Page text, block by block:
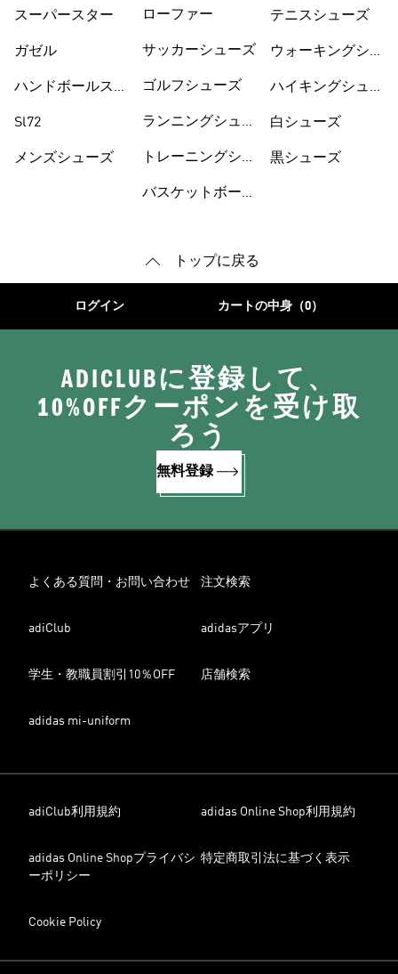
スーパースター
ガゼル
ハンドボールスペ
Sl72
メンズシューズ
ローファー
サッカーシューズ
ゴルフシューズ
ランニングシュー
トレーニングシュ
バスケットボール
テニスシューズ
ウォーキングシュ
ハイキングシュー
白シューズ
黒シューズ
トップに戻る
ログイン カートの中身（0）
ADICLUBに登録して、
10%OFFクーポンを受け取
ろう
無料登録
よくある質問・お問い合わせ 注文検索
adiClub adidasアプリ
学生・教職員割引10％OFF 店舗検索
adidas mi-uniform
adiClub利用規約 adidas Online Shop利用規約
adidas Online Shopプライバシ
ーポリシー
特定商取引法に基づく表示
Cookie Policy